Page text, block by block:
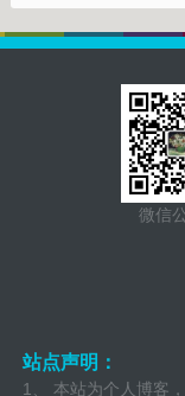
微信
站点声明：
1、 本站为个人博客